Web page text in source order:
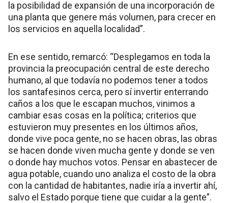
la posibilidad de expansión de una incorporación de
una planta que genere más volumen, para crecer en
los servicios en aquella localidad”.
En ese sentido, remarcó: “Desplegamos en toda la
provincia la preocupación central de este derecho
humano, al que todavía no podemos tener a todos
los santafesinos cerca, pero sí invertir enterrando
caños a los que le escapan muchos, vinimos a
cambiar esas cosas en la política; criterios que
estuvieron muy presentes en los últimos años,
donde vive poca gente, no se hacen obras, las obras
se hacen donde viven mucha gente y donde se ven
o donde hay muchos votos. Pensar en abastecer de
agua potable, cuando uno analiza el costo de la obra
con la cantidad de habitantes, nadie iría a invertir ahí,
salvo el Estado porque tiene que cuidar a la gente”.